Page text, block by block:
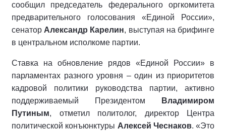
сообщил председатель федерального оргкомитета
предварительного голосования «Единой России»,
сенаторАлександр Карелин, выступая на брифинге
в центральном исполкоме партии.
Ставка на обновление рядов «Единой России» в
парламентах разного уровня – один из приоритетов
кадровой политики руководства партии, активно
поддерживаемый Президентом
Владимиром
Путиным, отметил политолог, директор Центра
политической конъюнктуры Алексей Чеснаков. «Это